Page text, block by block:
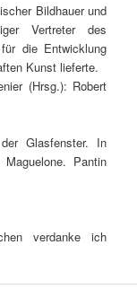
Bildhauer und
Vertreter des
die Entwicklung
Kunst lieferte.
(Hrsg.): Robert
Glasfenster. In
Pantin
verdanke ich